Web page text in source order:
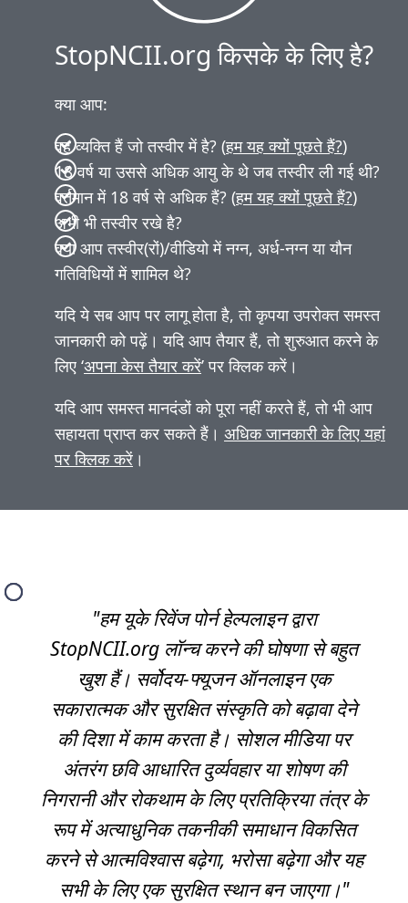
StopNCII.org किसके के लिए है?
क्या आप:
वह व्यक्ति हैं जो तस्वीर में है? (हम यह क्यों पूछते हैं?)
18 वर्ष या उससे अधिक आयु के थे जब तस्वीर ली गई थी?
वर्तमान में 18 वर्ष से अधिक हैं? (हम यह क्यों पूछते हैं?)
अभी भी तस्वीर रखे है?
क्या आप तस्वीर(रों)/वीडियो में नग्न, अर्ध-नग्न या यौन
गतिविधियों में शामिल थे?
यदि ये सब आप पर लागू होता है, तो कृपया उपरोक्त समस्त
जानकारी को पढ़ें। यदि आप तैयार हैं, तो शुरुआत करने के
लिए ‘अपना केस तैयार करें’ पर क्लिक करें।
यदि आप समस्त मानदंडों को पूरा नहीं करते हैं, तो भी आप
सहायता प्राप्त कर सकते हैं। अधिक जानकारी के लिए यहां
पर क्लिक करें ।
"हम यूके रिवेंज पोर्न हेल्पलाइन द्वारा
StopNCII.org लॉन्च करने की घोषणा से बहुत
खुश हैं। सर्वोदय-फ्यूजन ऑनलाइन एक
सकारात्मक और सुरक्षित संस्कृति को बढ़ावा देने
की दिशा में काम करता है। सोशल मीडिया पर
अंतरंग छवि आधारित दुर्व्यवहार या शोषण की
निगरानी और रोकथाम के लिए प्रतिक्रिया तंत्र के
रूप में अत्याधुनिक तकनीकी समाधान विकसित
करने से आत्मविश्वास बढ़ेगा, भरोसा बढ़ेगा और यह
सभी के लिए एक सुरक्षित स्थान बन जाएगा।"